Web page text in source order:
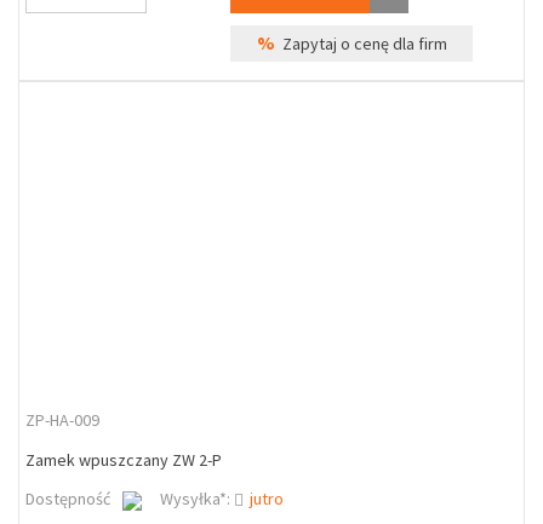
% Zapytaj o cenę dla firm
ZP-HA-009
Zamek wpuszczany ZW 2-P
Dostępność
Wysyłka*: jutro